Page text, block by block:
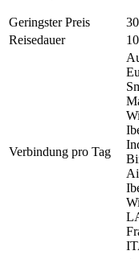
Geringster Preis
Reisedauer
Verbindung pro Tag